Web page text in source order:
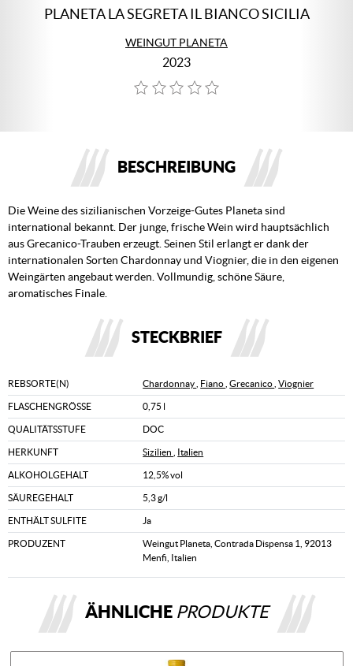
PLANETA LA SEGRETA IL BIANCO SICILIA
WEINGUT PLANETA
2023
BESCHREIBUNG
Die Weine des sizilianischen Vorzeige-Gutes Planeta sind
international bekannt. Der junge, frische Wein wird hauptsächlich
aus Grecanico-Trauben erzeugt. Seinen Stil erlangt er dank der
internationalen Sorten Chardonnay und Viognier, die in den eigenen
Weingärten angebaut werden. Vollmundig, schöne Säure,
aromatisches Finale.
STECKBRIEF
REBSORTE(N) Chardonnay Fiano ,Grecanico ,Viognier
FLASCHENGRÖSSE 0,75 l
QUALITÄTSSTUFE DOC
HERKUNFT Sizilien Italien
ALKOHOLGEHALT 12,5% vol
SÄUREGEHALT 5,3 g/l
ENTHÄLT SULFITE Ja
PRODUZENT
Weingut Planeta, Contrada Dispensa 1, 92013
Menfi, Italien
ÄHNLICHE PRODUKTE